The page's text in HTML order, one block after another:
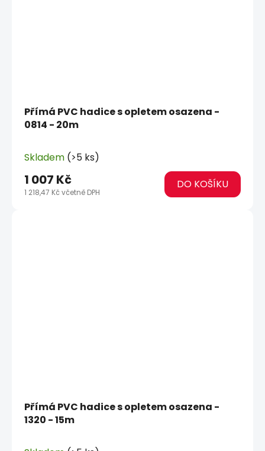
Přímá PVC hadice s opletem osazena -
0814 - 20m
Skladem (>5 ks)
1 218,47 Kč včetně DPH
1 007 Kč DO KOŠÍKU
Přímá PVC hadice s opletem osazena -
1320 - 15m